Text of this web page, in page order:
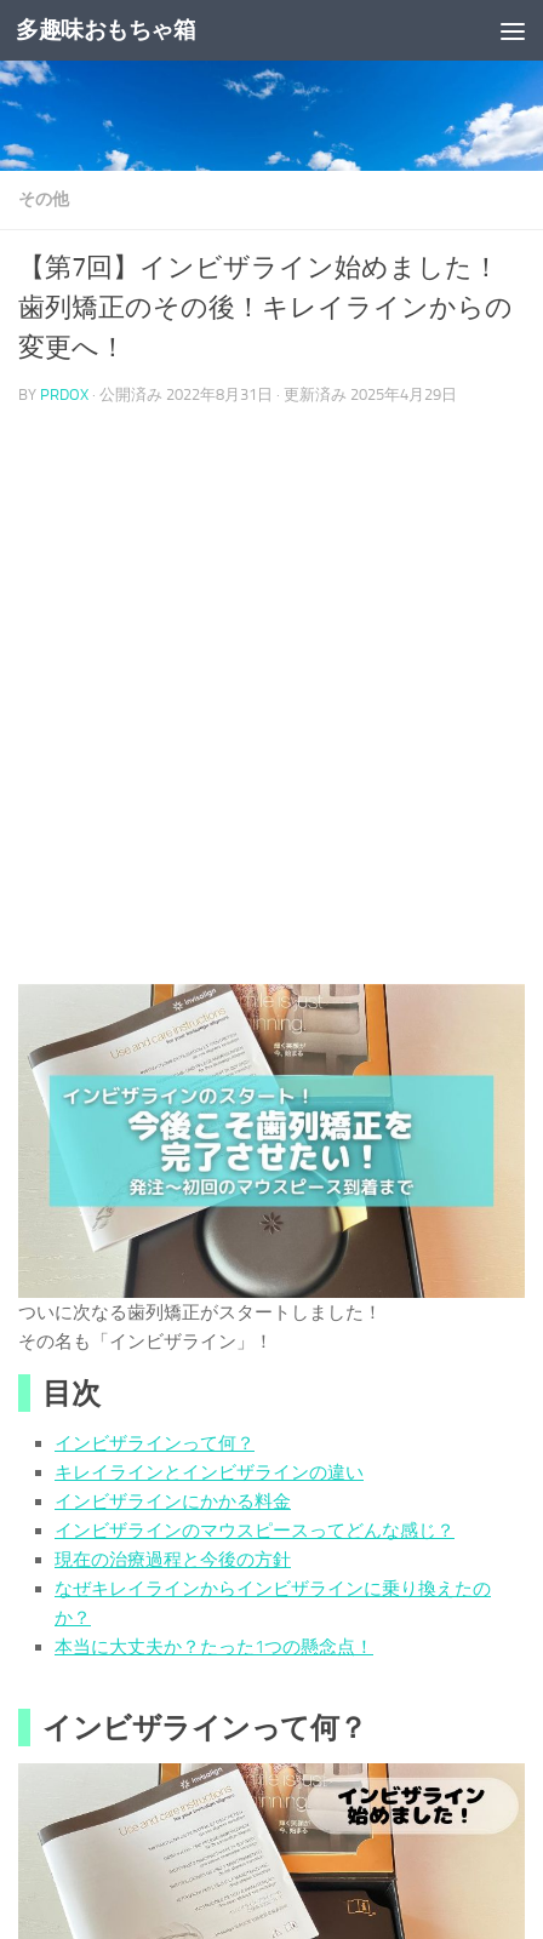
コンテンツへスキップ
多趣味おもちゃ箱
その他
【第7回】インビザライン始めました！
歯列矯正のその後！キレイラインからの
変更へ！
BY PRDOX · 公開済み 2022年8月31日 · 更新済み 2025年4月29日
ついに次なる歯列矯正がスタートしました！
その名も「インビザライン」！
目次
インビザラインって何？
キレイラインとインビザラインの違い
インビザラインにかかる料金
インビザラインのマウスピースってどんな感じ？
現在の治療過程と今後の方針
なぜキレイラインからインビザラインに乗り換えたの
か？
本当に大丈夫か？たった1つの懸念点！
インビザラインって何？